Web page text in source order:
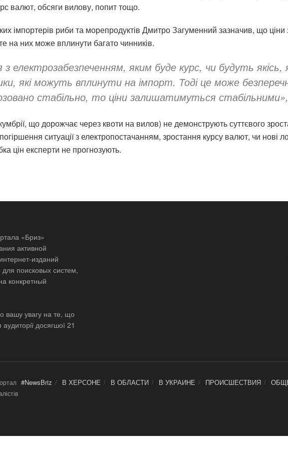
валют, обсяги вилову, попит тощо.
імпортерів риби та морепродуктів Дмитро Загуменний зазначив, що
на них може вплинути багато чинників.
з електрозабезпеченням, яким буде курс, чи будуть
які можуть вплинути на імпорт. Тоді це може
стабільно, то ціни залишатимуться
що дорожчає через квоти на вилов) не демонструють суттєвого
ситуації з електропостачанням, зростання курсу валют, чи нові
цін експерти не прогнозують.
«Бриз»
активной
изданий
поисковых систем,
конкретный
вашу увагу на те, що
досягшої 21
#NewsBriz В ХЕРСОНЕ В ОБЛАСТИ В УКРАИНЕ ПРОИСШЕСТВИЯ